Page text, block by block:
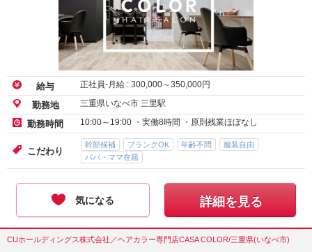
給与 正社員-月給 : 300,000～350,000円
勤務地 三重県いなべ市 三里駅
勤務時間 10:00～19:00 ・実働8時間 ・原則残業ほぼなし
こだわり
幹部候補 ブランクOK 年齢不問
服装自由
パパ・ママ在籍
気になる 詳細を見る
CUホールディングス株式会社／ヘアカラー専門店CASA COLOR/三重県(いなべ市)